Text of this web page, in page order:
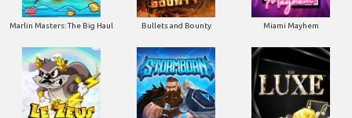
Marlin Masters: The Big Haul Bullets and Bounty Miami Mayhem